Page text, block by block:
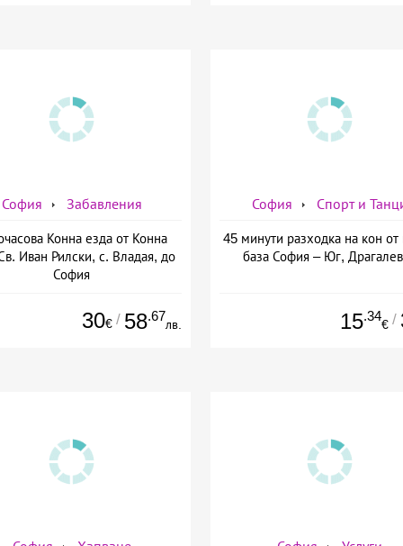
София Забавления
Конна езда от Конна
Иван Рилски, с. Владая, до
София
30€ / 58.67
лв.
София Спорт и
45 минути разходка на кон от
база София – Юг,
15.34
€ /